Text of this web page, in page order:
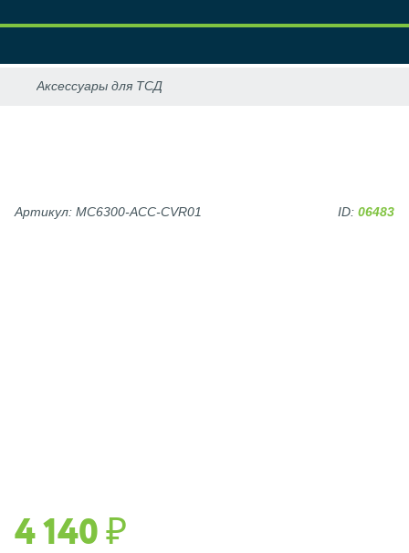
4 140 ₽
Артикул: MC6300-ACC-CVR01 ID: 06483